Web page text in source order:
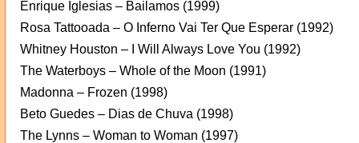
Enrique Iglesias – Bailamos (1999)
Rosa Tattooada – O Inferno Vai Ter Que Esperar (1992)
Whitney Houston – I Will Always Love You (1992)
The Waterboys – Whole of the Moon (1991)
Madonna – Frozen (1998)
Beto Guedes – Dias de Chuva (1998)
The Lynns – Woman to Woman (1997)